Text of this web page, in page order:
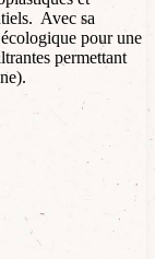
Avec sa
pour une
permettant